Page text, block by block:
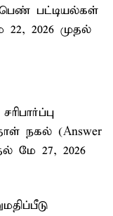
பட்டியல்கள்
22, 2026 முதல்
நகல் (Answer
மே 27, 2026